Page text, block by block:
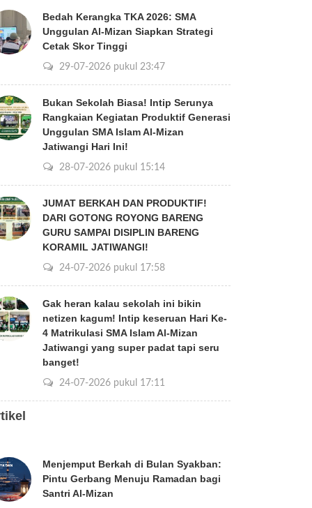
Bedah Kerangka TKA 2026: SMA
Unggulan Al-Mizan Siapkan Strategi
Cetak Skor Tinggi
29-07-2026 pukul 23:47
Bukan Sekolah Biasa! Intip Serunya
Rangkaian Kegiatan Produktif Generasi
Unggulan SMA Islam Al-Mizan
Jatiwangi Hari Ini!
28-07-2026 pukul 15:14
JUMAT BERKAH DAN PRODUKTIF!
DARI GOTONG ROYONG BARENG
GURU SAMPAI DISIPLIN BARENG
KORAMIL JATIWANGI!
24-07-2026 pukul 17:58
Gak heran kalau sekolah ini bikin
netizen kagum! Intip keseruan Hari Ke-
4 Matrikulasi SMA Islam Al-Mizan
Jatiwangi yang super padat tapi seru
banget!
24-07-2026 pukul 17:11
Menjemput Berkah di Bulan Syakban:
Pintu Gerbang Menuju Ramadan bagi
Santri Al-Mizan